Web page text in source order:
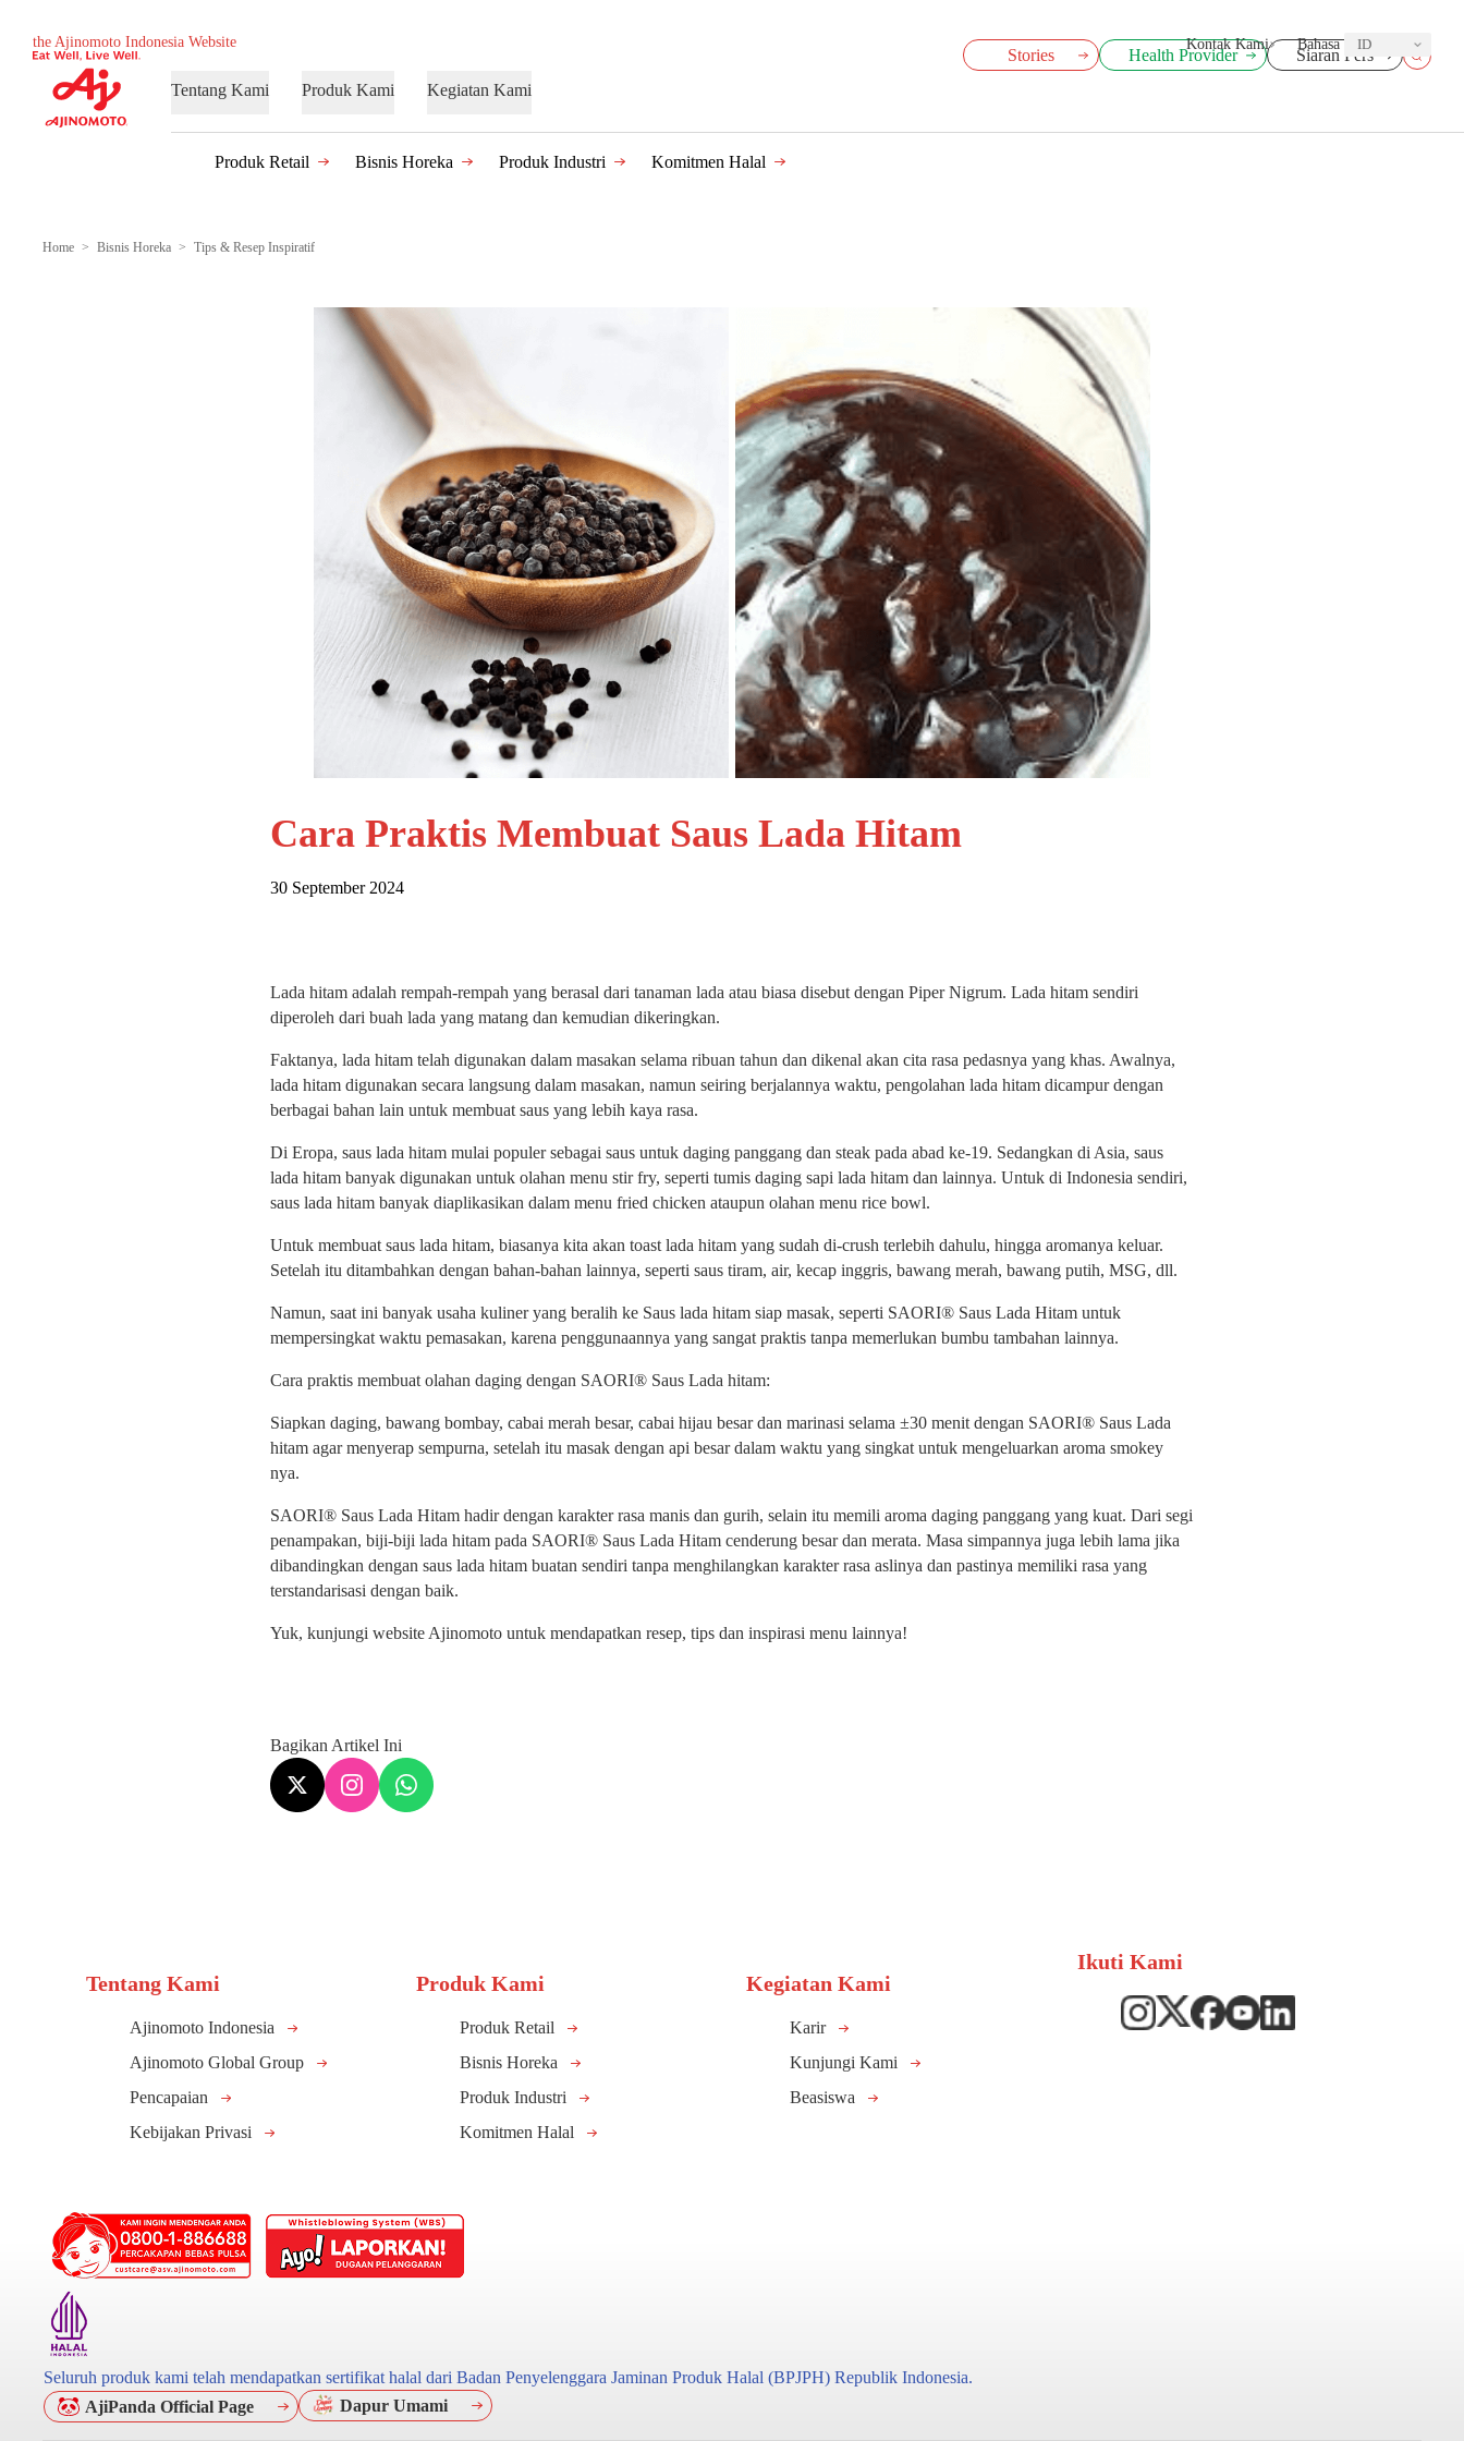
the Ajinomoto Indonesia Website
Tentang Kami Produk Kami Kegiatan Kami
Stories Health Provider Siaran Pers
Kontak Kami Bahasa ID
Produk Retail Bisnis Horeka Produk Industri Komitmen Halal
Home Bisnis Horeka Tips & Resep Inspiratif
Cara Praktis Membuat Saus Lada Hitam
30 September 2024
Lada hitam adalah rempah-rempah yang berasal dari tanaman lada atau biasa disebut dengan Piper Nigrum. Lada hitam sendiri
diperoleh dari buah lada yang matang dan kemudian dikeringkan.
Faktanya, lada hitam telah digunakan dalam masakan selama ribuan tahun dan dikenal akan cita rasa pedasnya yang khas. Awalnya,
lada hitam digunakan secara langsung dalam masakan, namun seiring berjalannya waktu, pengolahan lada hitam dicampur dengan
berbagai bahan lain untuk membuat saus yang lebih kaya rasa.
Di Eropa, saus lada hitam mulai populer sebagai saus untuk daging panggang dan steak pada abad ke-19. Sedangkan di Asia, saus
lada hitam banyak digunakan untuk olahan menu stir fry, seperti tumis daging sapi lada hitam dan lainnya. Untuk di Indonesia sendiri,
saus lada hitam banyak diaplikasikan dalam menu fried chicken ataupun olahan menu rice bowl.
Untuk membuat saus lada hitam, biasanya kita akan toast lada hitam yang sudah di-crush terlebih dahulu, hingga aromanya keluar.
Setelah itu ditambahkan dengan bahan-bahan lainnya, seperti saus tiram, air, kecap inggris, bawang merah, bawang putih, MSG, dll.
Namun, saat ini banyak usaha kuliner yang beralih ke Saus lada hitam siap masak, seperti SAORI® Saus Lada Hitam untuk
mempersingkat waktu pemasakan, karena penggunaannya yang sangat praktis tanpa memerlukan bumbu tambahan lainnya.
Cara praktis membuat olahan daging dengan SAORI® Saus Lada hitam:
Siapkan daging, bawang bombay, cabai merah besar, cabai hijau besar dan marinasi selama ±30 menit dengan SAORI® Saus Lada
hitam agar menyerap sempurna, setelah itu masak dengan api besar dalam waktu yang singkat untuk mengeluarkan aroma smokey
nya.
SAORI® Saus Lada Hitam hadir dengan karakter rasa manis dan gurih, selain itu memili aroma daging panggang yang kuat. Dari segi
penampakan, biji-biji lada hitam pada SAORI® Saus Lada Hitam cenderung besar dan merata. Masa simpannya juga lebih lama jika
dibandingkan dengan saus lada hitam buatan sendiri tanpa menghilangkan karakter rasa aslinya dan pastinya memiliki rasa yang
terstandarisasi dengan baik.
Yuk, kunjungi website Ajinomoto untuk mendapatkan resep, tips dan inspirasi menu lainnya!
Bagikan Artikel Ini
Tentang Kami
Ajinomoto Indonesia
Ajinomoto Global Group
Pencapaian
Kebijakan Privasi
Produk Kami
Produk Retail
Bisnis Horeka
Produk Industri
Komitmen Halal
Kegiatan Kami
Karir
Kunjungi Kami
Beasiswa
Ikuti Kami
Seluruh produk kami telah mendapatkan sertifikat halal dari Badan Penyelenggara Jaminan Produk Halal (BPJPH) Republik Indonesia.
AjiPanda Official Page
Dapur Umami